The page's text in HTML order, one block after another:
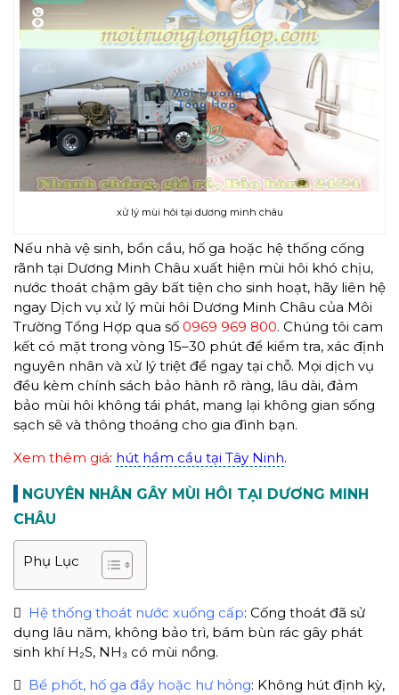
xử lý mùi hôi tại dương minh châu
Nếu nhà vệ sinh, bồn cầu, hố ga hoặc hệ thống cống
rãnh tại Dương Minh Châu xuất hiện mùi hôi khó chịu,
nước thoát chậm gây bất tiện cho sinh hoạt, hãy liên hệ
ngay Dịch vụ xử lý mùi hôi Dương Minh Châu của Môi
Trường Tổng Hợp qua số 0969 969 800. Chúng tôi cam
kết có mặt trong vòng 15–30 phút để kiểm tra, xác định
nguyên nhân và xử lý triệt để ngay tại chỗ. Mọi dịch vụ
đều kèm chính sách bảo hành rõ ràng, lâu dài, đảm
bảo mùi hôi không tái phát, mang lại không gian sống
sạch sẽ và thông thoáng cho gia đình bạn.
Xem thêm giá: hút hầm cầu tại Tây Ninh.
NGUYÊN NHÂN GÂY MÙI HÔI TẠI DƯƠNG MINH
CHÂU
Phụ Lục
 Hệ thống thoát nước xuống cấp: Cống thoát đã sử
dụng lâu năm, không bảo trì, bám bùn rác gây phát
sinh khí H₂S, NH₃ có mùi nồng.
 Bể phốt, hố ga đầy hoặc hư hỏng: Không hút định kỳ,